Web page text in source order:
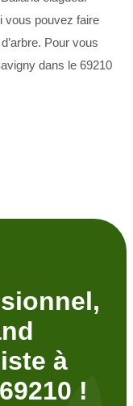
vous pouvez faire
Pour vous
dans le 69210
à
!